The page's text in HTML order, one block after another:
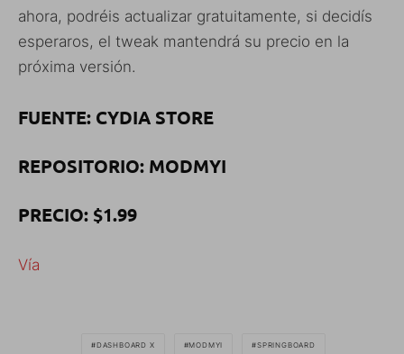
ahora, podréis actualizar gratuitamente, si decidís
esperaros, el tweak mantendrá su precio en la
próxima versión.
FUENTE: CYDIA STORE
REPOSITORIO: MODMYI
PRECIO: $1.99
Vía
DASHBOARD X MODMYI SPRINGBOARD